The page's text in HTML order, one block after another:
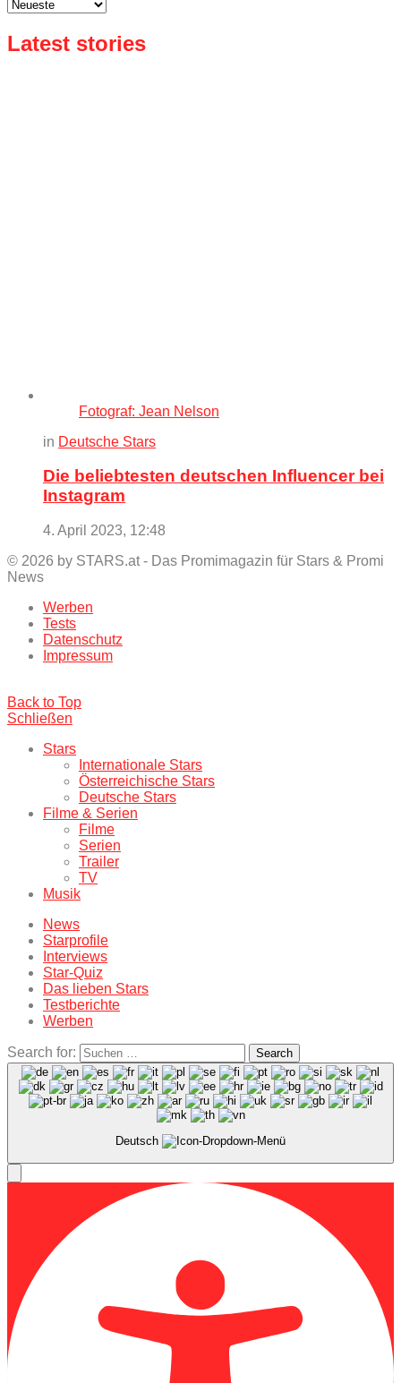
Latest stories
Fotograf: Jean Nelson
in Deutsche Stars
Die beliebtesten deutschen Influencer bei
Instagram
4. April 2023, 12:48
© 2026 by STARS.at - Das Promimagazin für Stars & Promi
News
Werben
Tests
Datenschutz
Impressum
Back to Top
Schließen
Stars
Internationale Stars
Österreichische Stars
Deutsche Stars
Filme & Serien
Filme
Serien
Trailer
TV
Musik
News
Starprofile
Interviews
Star-Quiz
Das lieben Stars
Testberichte
Werben
Search for: Search
Deutsch